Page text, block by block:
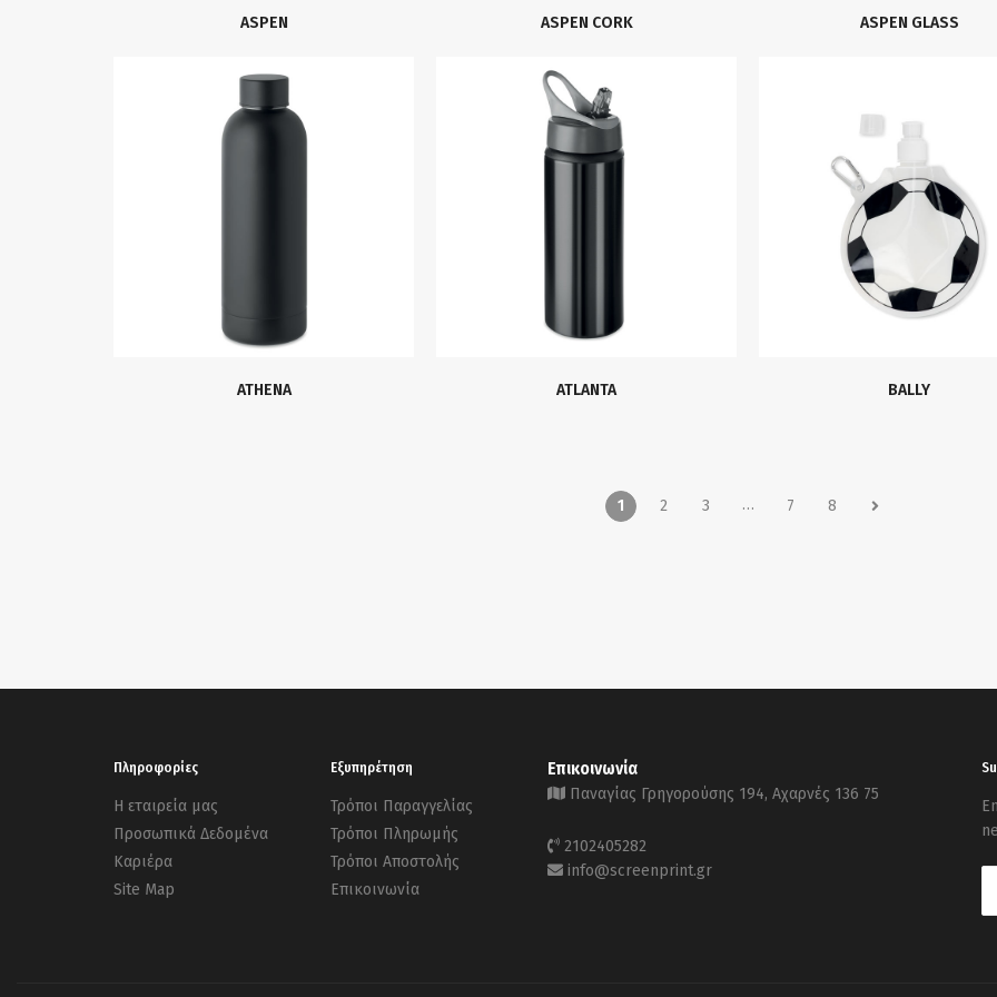
ASPEN ASPEN CORK ASPEN GLASS
ATHENA ATLANTA BALLY
1 2 3 … 7 8
Πληροφορίες
Η εταιρεία μας
Προσωπικά Δεδομένα
Καριέρα
Site Map
Εξυπηρέτηση
Τρόποι Παραγγελίας
Τρόποι Πληρωμής
Τρόποι Αποστολής
Επικοινωνία
Επικοινωνία
Παναγίας Γρηγορούσης 194, Αχαρνές 136 75
2102405282
info@screenprint.gr